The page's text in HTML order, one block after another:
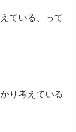
ている、って
り考えている